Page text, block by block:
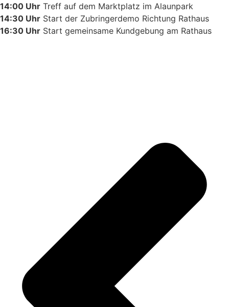
14:00 Uhr Treff auf dem Marktplatz im Alaunpark
14:30 Uhr Start der Zubringerdemo Richtung Rathaus
16:30 Uhr Start gemeinsame Kundgebung am Rathaus